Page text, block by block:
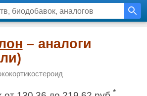
– аналоги
*